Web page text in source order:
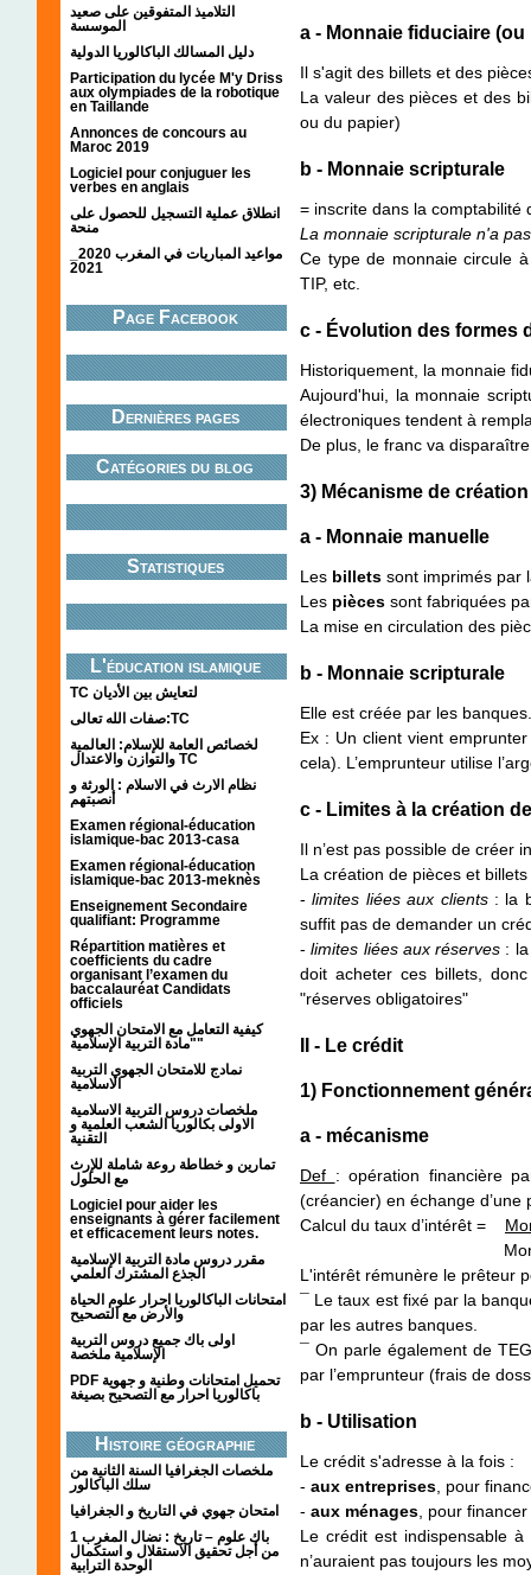
التلاميذ المتفوقين على صعيد
الموسسة
دليل المسالك الباكالوريا الدولية
Participation du lycée M'y Driss
aux olympiades de la robotique
en Taillande
Annonces de concours au
Maroc 2019
Logiciel pour conjuguer les
verbes en anglais
انطلاق عملية التسجيل للحصول على
منحة
2021
Page Facebook
Dernières pages
Catégories du blog
Statistiques
L'éducation islamique
TC لتعايش بين الأديان
صفات الله تعالى:TC
لخصائص العامة للإسلام: العالمية
والتوازن والاعتدال TC
نظام الارث في الاسلام : الورثة و
أنصبتهم
Examen régional-éducation
islamique-bac 2013-casa
Examen régional-éducation
islamique-bac 2013-meknès
Enseignement Secondaire
qualifiant: Programme
Répartition matières et
coefficients du cadre
organisant l’examen du
baccalauréat Candidats
officiels
كيفية التعامل مع الامتحان الجهوي
"مادة التربية الإسلامية"
نمادج للامتحان الجهوي التربية
الاسلامية
ملخصات دروس التربية الاسلامية
الاولى بكالوريا الشعب العلمية و
التقنية
تمارين و خطاطة روعة شاملة للإرث
مع الحلول
Logiciel pour aider les
enseignants à gérer facilement
et efficacement leurs notes.
مقرر دروس مادة التربية الإسلامية
الجذع المشترك العلمي
امتحانات الباكالوريا احرار علوم الحياة
والأرض مع التصحيح
اولى باك جميع دروس التربية
الإسلامية ملخصة
PDF تحميل امتحانات وطنية و جهوية
باكالوريا احرار مع التصحيح بصيغة
Histoire géographie
ملخصات الجغرافيا السنة الثانية من
سلك الباكالور
امتحان جهوي في التاريخ و الجغرافيا
1 باك علوم – تاريخ : نضال المغرب
من أجل تحقيق الاستقلال و استكمال
الوحدة الترابية
a - Monnaie fiduciaire (ou
Il s'agit des billets et des
La valeur des pièces et des
ou du papier)
b - Monnaie scripturale
= inscrite dans la comptabilité
La monnaie scripturale n'a
Ce type de monnaie circule
TIP, etc.
c - Évolution des formes
Historiquement, la monnaie
Aujourd'hui, la monnaie
électroniques tendent à
De plus, le franc va
3) Mécanisme de
a - Monnaie manuelle
Les billets sont imprimés par
Les pièces sont fabriquées
La mise en circulation des
b - Monnaie scripturale
Elle est créée par les banques.
Ex : Un client vient
cela). L’emprunteur utilise
c - Limites à la création
Il n’est pas possible de créer
La création de pièces et
-limites liées aux clients: la
suffit pas de demander un
-limites liées aux réserves :
doit acheter ces billets,
"réserves obligatoires"
II - Le crédit
1) Fonctionnement
a - mécanisme
Def : opération financière
(créancier) en échange
Calcul du taux d’intérêt =
Montant
L'intérêt rémunère le prêteur
¯ Le taux est fixé par la
par les autres banques.
¯ On parle également de
par l’emprunteur (frais de
b - Utilisation
Le crédit s'adresse à la fois :
- aux entreprises, pour
- aux ménages, pour
Le crédit est indispensable
n’auraient pas toujours les